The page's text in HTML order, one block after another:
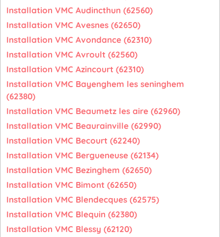
Installation VMC Audincthun (62560)
Installation VMC Avesnes (62650)
Installation VMC Avondance (62310)
Installation VMC Avroult (62560)
Installation VMC Azincourt (62310)
Installation VMC Bayenghem les seninghem
(62380)
Installation VMC Beaumetz les aire (62960)
Installation VMC Beaurainville (62990)
Installation VMC Becourt (62240)
Installation VMC Bergueneuse (62134)
Installation VMC Bezinghem (62650)
Installation VMC Bimont (62650)
Installation VMC Blendecques (62575)
Installation VMC Blequin (62380)
Installation VMC Blessy (62120)